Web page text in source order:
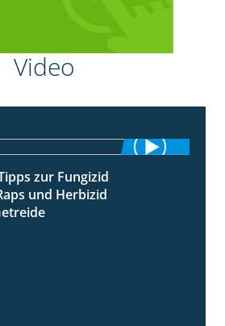
Video
zur Fungizid
und Herbizid